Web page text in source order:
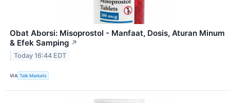
Obat Aborsi: Misoprostol - Manfaat, Dosis, Aturan Minum
& Efek Samping ↗
Today 16:44 EDT
VIA Talk Markets